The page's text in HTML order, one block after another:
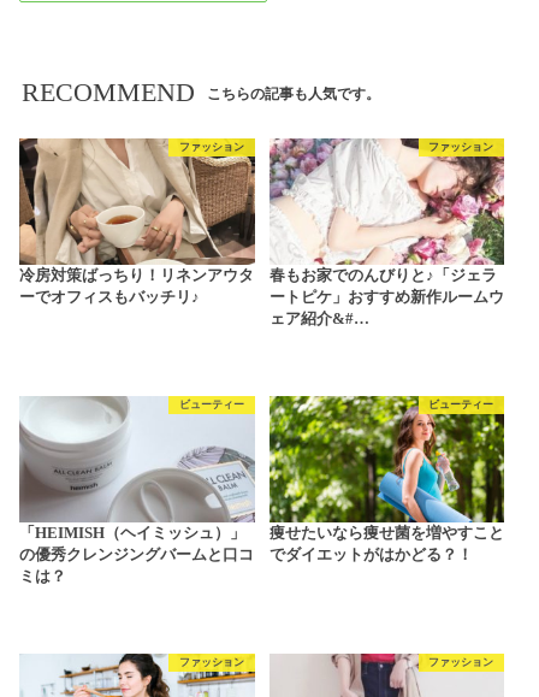
RECOMMEND こちらの記事も人気です。
ファッション
冷房対策ばっちり！リネンアウタ
ーでオフィスもバッチリ♪
ファッション
春もお家でのんびりと♪「ジェラ
ートピケ」おすすめ新作ルームウ
ェア紹介&#…
ビューティー
「HEIMISH（ヘイミッシュ）」
の優秀クレンジングバームと口コ
ミは？
ビューティー
痩せたいなら痩せ菌を増やすこと
でダイエットがはかどる？！
ファッション ファッション